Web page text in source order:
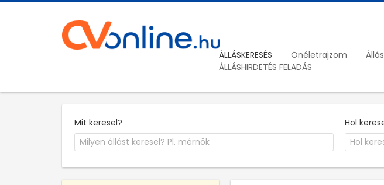
ÁLLÁSKERESÉS Önéletrajzom
ÁLLÁSHIRDETÉS FELADÁS
Mit keresel? Hol